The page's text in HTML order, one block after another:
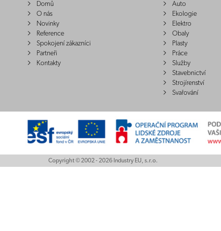
Domů
O nás
Novinky
Reference
Spokojení zákazníci
Partneři
Kontakty
Auto
Ekologie
Elektro
Obaly
Plasty
Práce
Služby
Stavebnictví
Strojírenství
Svařování
Copyright © 2002 - 2026 Industry EU, s.r.o.